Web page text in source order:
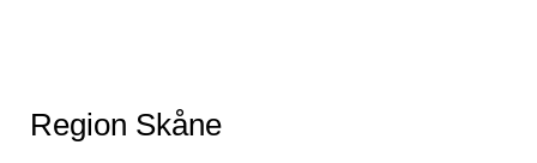
Region Skåne